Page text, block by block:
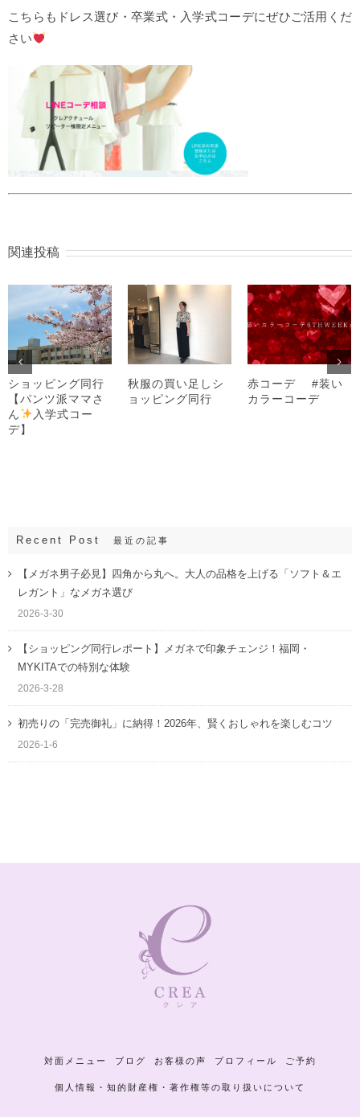
こちらもドレス選び・卒業式・入学式コーデにぜひご活用くだ
さい
関連投稿
ショッピング同行
【パンツ派ママさ
ん
入学式コー
デ】
秋服の買い足しシ
ョッピング同行
赤コーデ #装い
カラーコーデ
Recent Post 最近の記事
【メガネ男子必見】四角から丸へ。大人の品格を上げる「ソフト＆エ
レガント」なメガネ選び
2026-3-30
【ショッピング同行レポート】メガネで印象チェンジ！福岡・
MYKITAでの特別な体験
2026-3-28
初売りの「完売御礼」に納得！2026年、賢くおしゃれを楽しむコツ
2026-1-6
対面メニュー ブログ お客様の声 プロフィール ご予約
個人情報・知的財産権・著作権等の取り扱いについて